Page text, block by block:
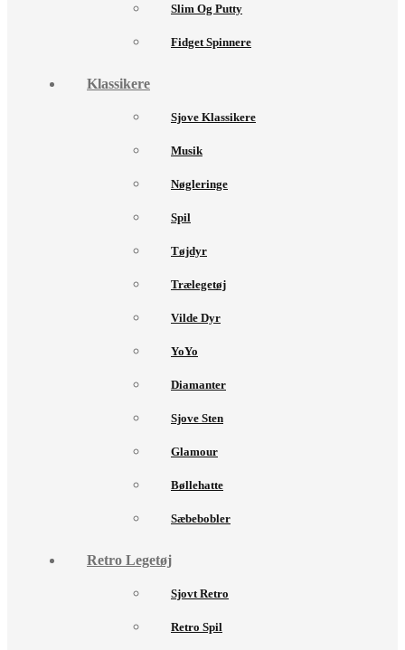
Slim Og Putty
Fidget Spinnere
Klassikere
Sjove Klassikere
Musik
Nøgleringe
Spil
Tøjdyr
Trælegetøj
Vilde Dyr
YoYo
Diamanter
Sjove Sten
Glamour
Bøllehatte
Sæbebobler
Retro Legetøj
Sjovt Retro
Retro Spil